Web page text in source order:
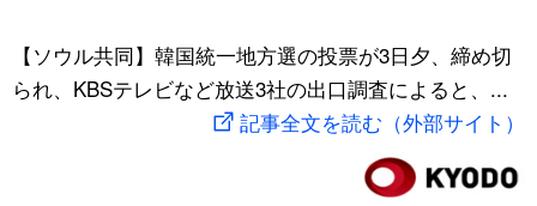
社会
旅と暮らし
暮らし
【ソウル共同】韓国統一地方選の投票が3日夕、締め切
られ、KBSテレビなど放送3社の出口調査によると、...
記事全文を読む（外部サイト）